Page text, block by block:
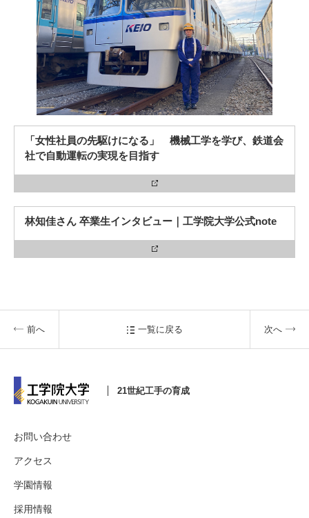
Pick Up
1. Action！x 工学院大学
4. 航空理工学専攻特設サイト
6. 寄付・ご支援
「女性社員の先駆けになる」 機械工学を学び、鉄道会
社で自動運転の実現を目指す
林知佳さん 卒業生インタビュー｜工学院大学公式note
前へ 一覧に戻る 次へ
21世紀工手の育成
お問い合わせ
アクセス
学園情報
採用情報